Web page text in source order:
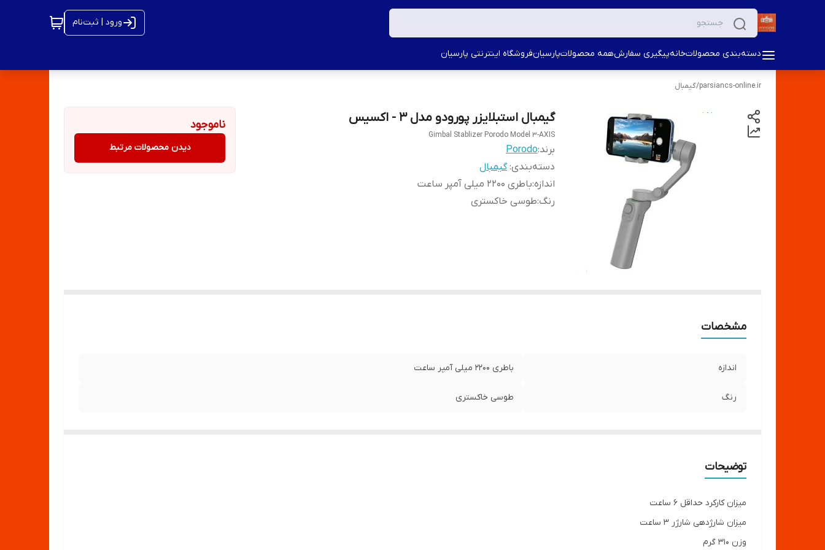
ورود | ثبت‌نام
دسته‌بندی محصولاتخانهپیگیری سفارشهمه محصولاتپارسیانفروشگاه اینترنتی پارسیان
parsiancs-online.ir
/گیمبال
گیمبال استبلایزر پورودو مدل ٣ - اکسیس
Gimbal Stablizer Porodo Model 3-AXIS
برند:Porodo
دسته‌بندی:گیمبال
اندازه:باطری 2200 میلی آمپر ساعت
رنگ:طوسی خاکستری
ناموجود
دیدن محصولات مرتبط
مشخصات
اندازه باطری 2200 میلی آمپر ساعت
رنگ طوسی خاکستری
توضیحات
میزان کارکرد حداقل 6 ساعت
میزان شارژدهی شارژر 3 ساعت
وزن 310 گرم